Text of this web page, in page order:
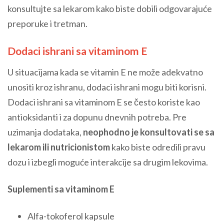
konsultujte sa lekarom kako biste dobili odgovarajuće
preporuke i tretman.
Dodaci ishrani sa vitaminom E
U situacijama kada se vitamin E ne može adekvatno
unositi kroz ishranu, dodaci ishrani mogu biti korisni.
Dodaci ishrani sa vitaminom E se često koriste kao
antioksidanti i za dopunu dnevnih potreba. Pre
uzimanja dodataka, neophodno je konsultovati se sa
lekarom ili nutricionistomkako biste odredili pravu
dozu i izbegli moguće interakcije sa drugim lekovima.
Suplementi sa vitaminom E
Alfa-tokoferol kapsule